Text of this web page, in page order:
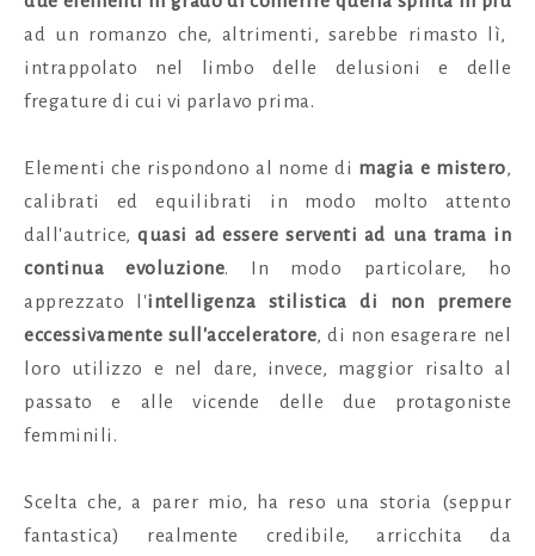
ad un romanzo che, altrimenti, sarebbe rimasto lì,
intrappolato nel limbo delle delusioni e delle
fregature di cui vi parlavo prima.
Elementi che rispondono al nome di magia e mistero,
calibrati ed equilibrati in modo molto attento
dall'autrice,quasi ad essere serventi ad una trama in
continua evoluzione. In modo particolare, ho
apprezzato l'intelligenza stilistica di non premere
eccessivamente sull'acceleratore, di non esagerare nel
loro utilizzo e nel dare, invece, maggior risalto al
passato e alle vicende delle due protagoniste
femminili.
Scelta che, a parer mio, ha reso una storia (seppur
fantastica) realmente credibile, arricchita da